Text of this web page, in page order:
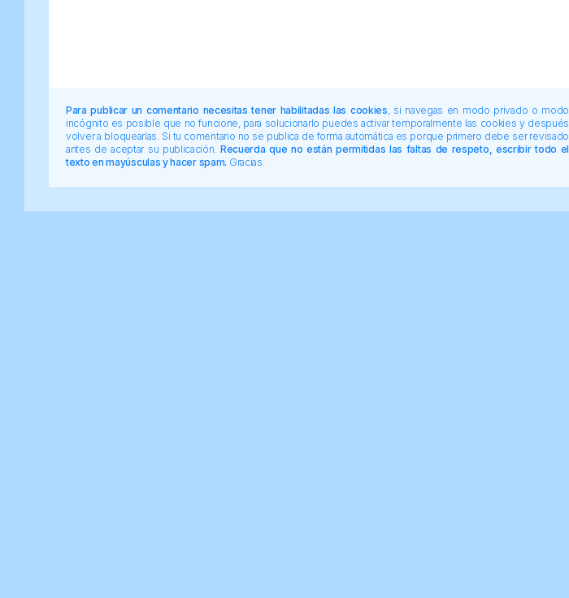
Para publicar un comentario necesitas tener habilitadas las cookies , si navegas en modo privado o modo
incógnito es posible que no funcione, para solucionarlo puedes activar temporalmente las cookies y después
volver a bloquearlas. Si tu comentario no se publica de forma automática es porque primero debe ser revisado
antes de aceptar su publicación. Recuerda que no están permitidas las faltas de respeto, escribir todo el
texto en mayúsculas y hacer spam. Gracias.